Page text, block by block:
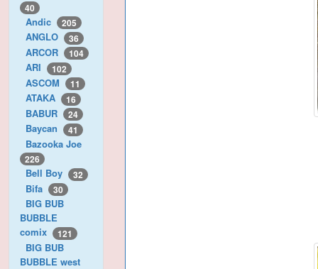
40
Andic 205
ANGLO 36
ARCOR 104
ARI 102
ASCOM 11
ATAKA 16
BABUR 24
Baycan 41
Bazooka Joe
226
Bell Boy 32
Bifa 30
BIG BUB
BUBBLE
comix
121
BIG BUB
BUBBLE west